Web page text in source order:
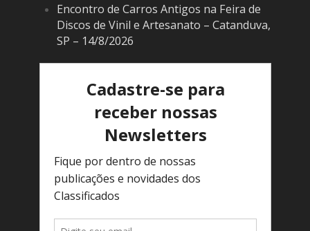
Encontro de Carros Antigos na Feira de
Discos de Vinil e Artesanato – Catanduva,
SP – 14/8/2026